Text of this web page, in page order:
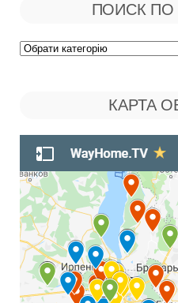
ПОИСК ПО
Поиск
КАРТА